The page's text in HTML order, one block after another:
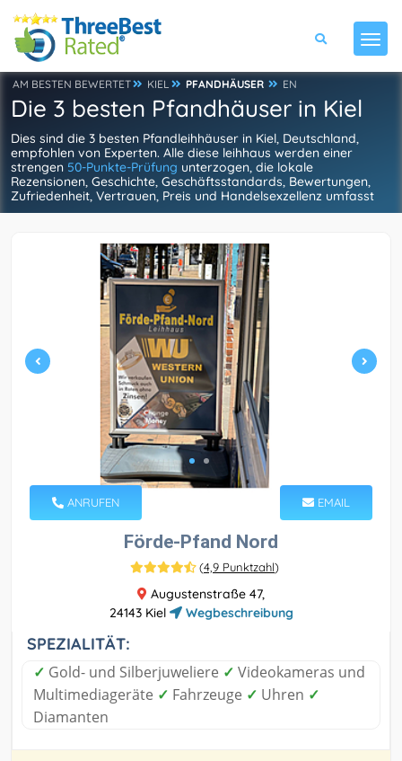
AM BESTEN BEWERTET KIEL PFANDHÄUSER EN
Die 3 besten Pfandhäuser in Kiel
Dies sind die 3 besten Pfandleihhäuser in Kiel, Deutschland,
empfohlen von Experten. Alle diese leihhaus werden einer
strengen 50-Punkte-Prüfung unterzogen, die lokale
Rezensionen, Geschichte, Geschäftsstandards, Bewertungen,
Zufriedenheit, Vertrauen, Preis und Handelsexzellenz umfasst
ANRUFEN EMAIL
Förde-Pfand Nord
(4,9 Punktzahl)
Augustenstraße 47,
24143 Kiel
Wegbeschreibung
SPEZIALITÄT:
✓ Gold- und Silberjuweliere ✓ Videokameras und
Multimediageräte ✓ Fahrzeuge ✓ Uhren ✓
Diamanten